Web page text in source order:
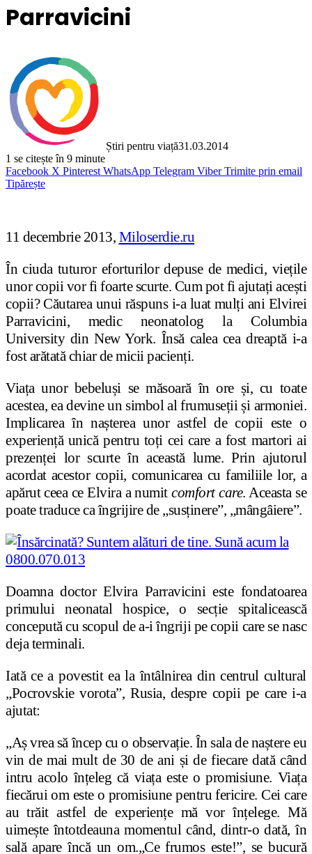
Parravicini
Știri pentru viață31.03.2014
1 se citește în 9 minute
Facebook X Pinterest WhatsApp Telegram Viber Trimite prin email
Tipărește
11 decembrie 2013, Miloserdie.ru
În ciuda tuturor eforturilor depuse de medici, viețile
unor copii vor fi foarte scurte. Cum pot fi ajutați acești
copii? Căutarea unui răspuns i-a luat mulți ani Elvirei
Parravicini, medic neonatolog la Columbia
University din New York. Însă calea cea dreaptă i-a
fost arătată chiar de micii pacienți.
Viața unor bebeluși se măsoară în ore și, cu toate
acestea, ea devine un simbol al frumusețiiși armoniei.
Implicarea în nașterea unor astfel de copii este o
experiență unică pentru toți cei care a fost martori ai
prezenței lor scurte în această lume. Prin ajutorul
acordat acestor copii, comunicarea cu familiile lor, a
apărut ceea ce Elvira a numitcomfort care. Aceasta se
poate traduce ca îngrijire de „susținere”, „mângâiere”.
Doamna doctor Elvira Parravicini este fondatoarea
primului neonatal hospice, o secție spitalicească
concepută cu scopul de a-i îngriji pe copii care se nasc
deja terminali.
Iată ce a povestit ea la întâlnirea din centrul cultural
„Pocrovskie vorota”, Rusia, despre copii pe care i-a
ajutat:
„Aș vrea să încep cu o observație. În sala de naștere eu
vin de mai mult de 30 de ani și de fiecare dată când
intru acolo înțeleg că viața este o promisiune. Viața
fiecărui om este o promisiune pentru fericire. Cei care
au trăit astfel de experiențe mă vor înțelege. Mă
uimește întotdeauna momentul când, dintr-o dată, în
sală apare încă un om.„Ce frumos este!”, se bucură